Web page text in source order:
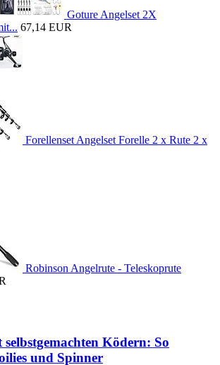
Goture Angelset 2X
67,14 EUR
Forellenset Angelset Forelle 2 x Rute 2 x
Robinson Angelrute - Teleskoprute
Ködern: So
und Spinner